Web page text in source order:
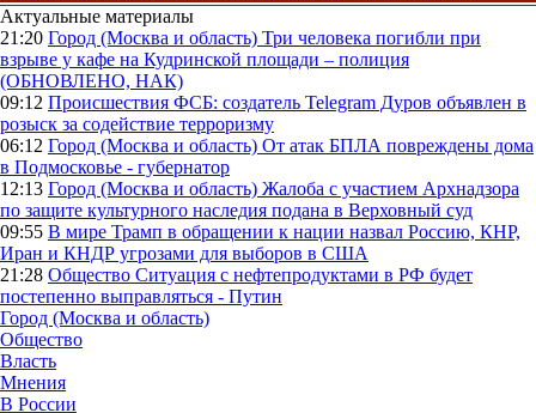
Актуальные материалы
21:20 Город (Москва и область) Три человека погибли при
взрыве у кафе на Кудринской площади – полиция
(ОБНОВЛЕНО, НАК)
09:12 Происшествия ФСБ: создатель Telegram Дуров объявлен в
розыск за содействие терроризму
06:12 Город (Москва и область) От атак БПЛА повреждены дома
в Подмосковье - губернатор
12:13 Город (Москва и область) Жалоба с участием Архнадзора
по защите культурного наследия подана в Верховный суд
09:55 В мире Трамп в обращении к нации назвал Россию, КНР,
Иран и КНДР угрозами для выборов в США
21:28 Общество Ситуация с нефтепродуктами в РФ будет
постепенно выправляться - Путин
Город (Москва и область)
Общество
Власть
Мнения
В России